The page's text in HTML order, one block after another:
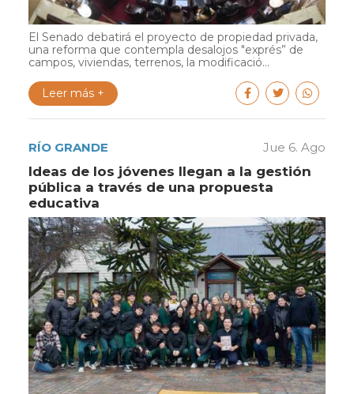
El Senado debatirá el proyecto de propiedad privada,
una reforma que contempla desalojos "exprés” de
campos, viviendas, terrenos, la modificació...
Leer más +
RÍO GRANDE Jue 6. Ago
Ideas de los jóvenes llegan a la gestión
pública a través de una propuesta
educativa